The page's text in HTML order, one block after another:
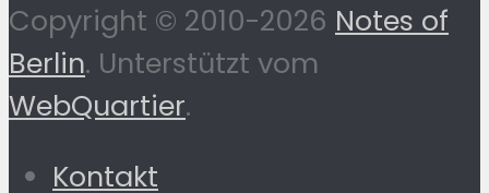
Copyright © 2010-2026 Notes of
Berlin. Unterstützt vom
WebQuartier.
Kontakt